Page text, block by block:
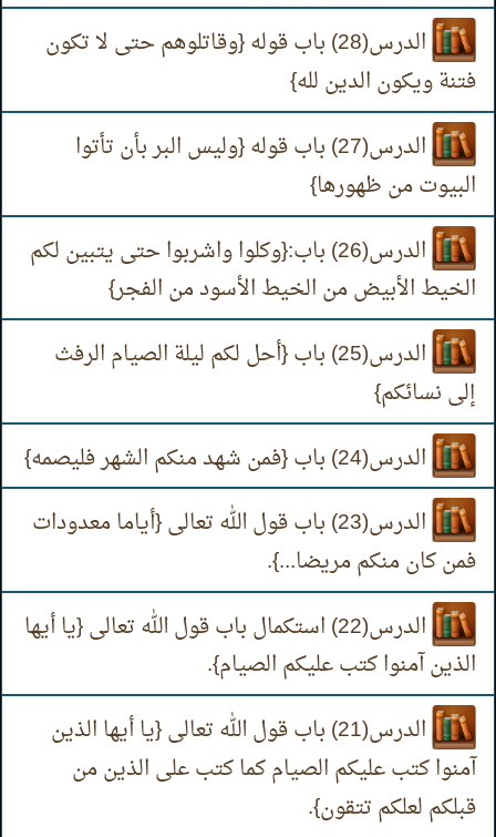
الدرس(28) باب قوله {وقاتلوهم حتى لا تكون
فتنة ويكون الدين لله}
الدرس(27) باب قوله {وليس البر بأن تأتوا
البيوت من ظهورها}
الدرس(26) باب:{وكلوا واشربوا حتى يتبين لكم
الخيط الأبيض من الخيط الأسود من الفجر}
الدرس(25) باب {أحل لكم ليلة الصيام الرفث
إلى نسائكم}
الدرس(24) باب {فمن شهد منكم الشهر فليصمه}
الدرس(23) باب قول الله تعالى {أياما معدودات
فمن كان منكم مريضا...}.
الدرس(22) استكمال باب قول الله تعالى {يا أيها
الذين آمنوا كتب عليكم الصيام}.
الدرس(21) باب قول الله تعالى {يا أيها الذين
آمنوا كتب عليكم الصيام كما كتب على الذين من
قبلكم لعلكم تتقون}.